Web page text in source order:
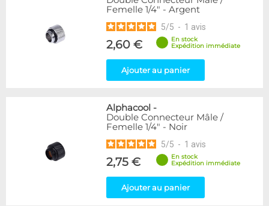
Femelle 1/4" - Argent
5/5 - 1 avis
2,60 €
En stock
Expédition immédiate
Ajouter au panier
Alphacool -
Double Connecteur Mâle /
Femelle 1/4" - Noir
5/5 - 1 avis
2,75 €
En stock
Expédition immédiate
Ajouter au panier